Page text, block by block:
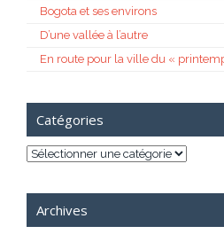
Bogota et ses environs
D’une vallée à l’autre
En route pour la ville du «
Catégories
Catégories
Archives